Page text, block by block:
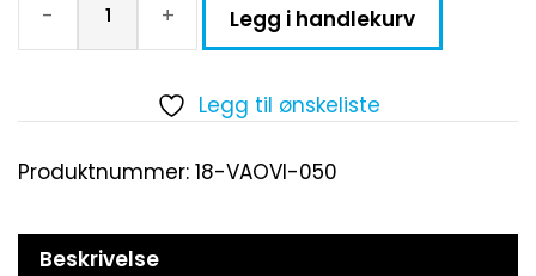
- + Legg i handlekurv
Legg til ønskeliste
Produktnummer: 18-VAOVI-050
Beskrivelse